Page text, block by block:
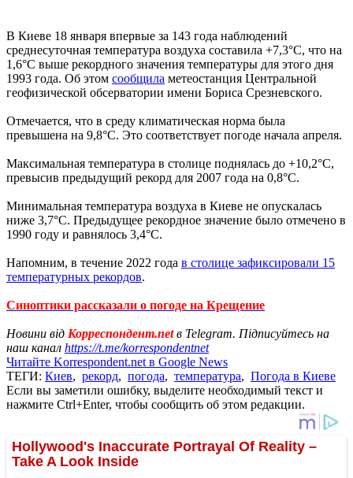
В Киеве 18 января впервые за 143 года наблюдений
среднесуточная температура воздуха составила +7,3°С, что на
1,6°С выше рекордного значения температуры для этого дня
1993 года. Об этом сообщила метеостанция Центральной
геофизической обсерватории имени Бориса Срезневского.
Отмечается, что в среду климатическая норма была
превышена на 9,8°С. Это соответствует погоде начала апреля.
Максимальная температура в столице поднялась до +10,2°С,
превысив предыдущий рекорд для 2007 года на 0,8°С.
Минимальная температура воздуха в Киеве не опускалась
ниже 3,7°С. Предыдущее рекордное значение было отмечено в
1990 году и равнялось 3,4°С.
Напомним, в течение 2022 года в столице зафиксировали 15
температурных рекордов.
Синоптики рассказали о погоде на Крещение
Новини від Корреспондент.netв Telegram. Підписуйтесь на
наш канал https://t.me/korrespondentnet
Читайте Korrespondent.net в Google News
ТЕГИ: Киев, рекорд, погода, температура, Погода в Киеве
Если вы заметили ошибку, выделите необходимый текст и
нажмите Ctrl+Enter, чтобы сообщить об этом редакции.